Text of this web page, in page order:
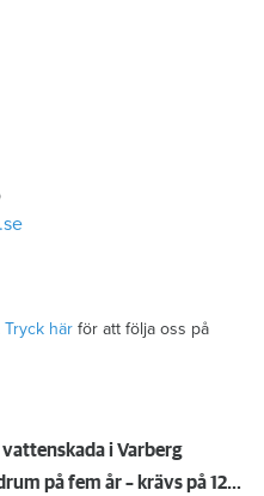
Tryck här för att följa oss på
i Varberg
Anmälde inte vattenskadat badrum på fem år – krävs på 125 000 kronor